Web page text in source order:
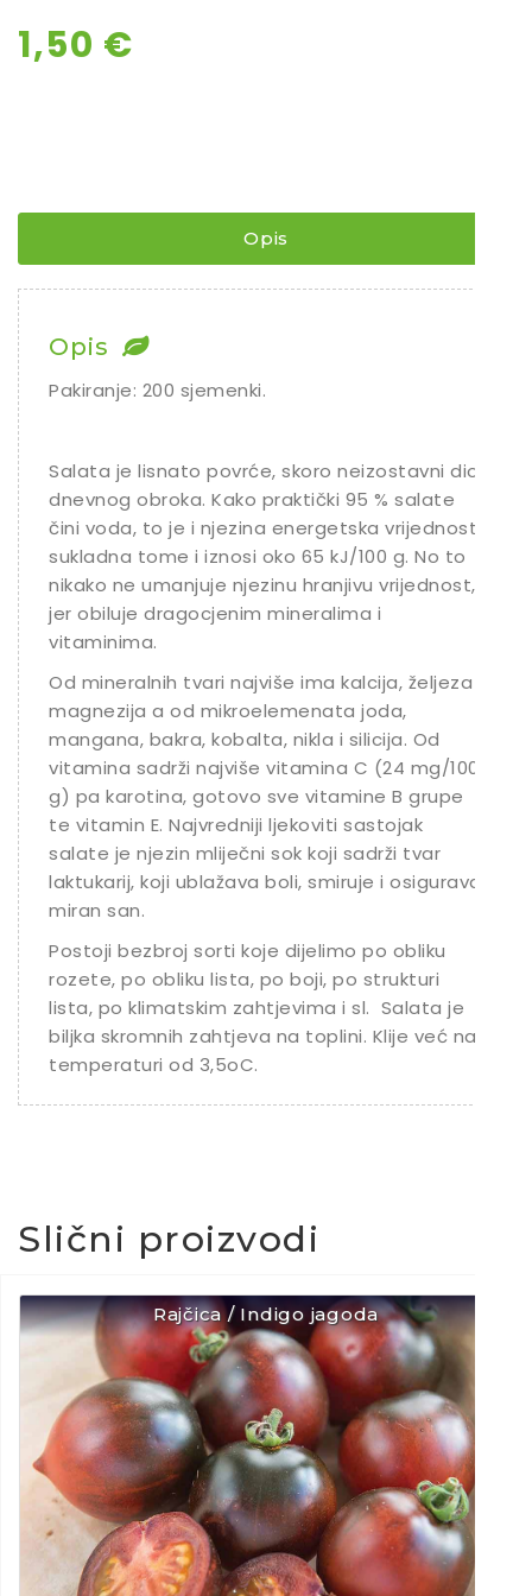
1,50 €
Opis
Opis
Pakiranje: 200 sjemenki.
Salata je lisnato povrće, skoro neizostavni dio
dnevnog obroka. Kako praktički 95 % salate
čini voda, to je i njezina energetska vrijednost
sukladna tome i iznosi oko 65 kJ/100 g. No to
nikako ne umanjuje njezinu hranjivu vrijednost,
jer obiluje dragocjenim mineralima i
vitaminima.
Od mineralnih tvari najviše ima kalcija, željeza i
magnezija a od mikroelemenata joda,
mangana, bakra, kobalta, nikla i silicija. Od
vitamina sadrži najviše vitamina C (24 mg/100
g) pa karotina, gotovo sve vitamine B grupe
te vitamin E. Najvredniji ljekoviti sastojak
salate je njezin mliječni sok koji sadrži tvar
laktukarij, koji ublažava boli, smiruje i osigurava
miran san.
Postoji bezbroj sorti koje dijelimo po obliku
rozete, po obliku lista, po boji, po strukturi
lista, po klimatskim zahtjevima i sl. Salata je
biljka skromnih zahtjeva na toplini. Klije već na
temperaturi od 3,5oC.
Slični proizvodi
Rajčica / Indigo jagoda